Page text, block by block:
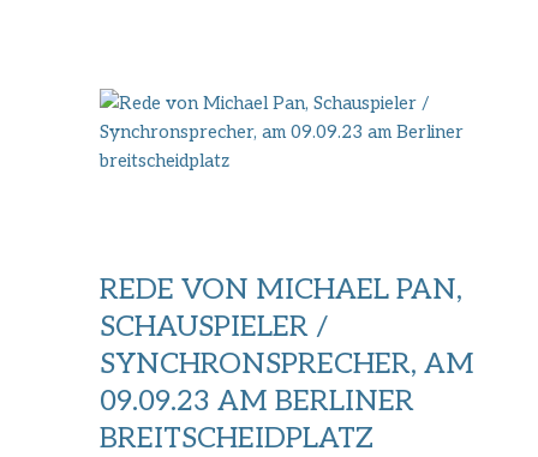
REDE VON MICHAEL PAN,
SCHAUSPIELER /
SYNCHRONSPRECHER, AM
09.09.23 AM BERLINER
BREITSCHEIDPLATZ